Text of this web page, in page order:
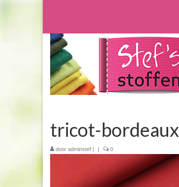
tricot-bordeaux
door adminstef | | 0